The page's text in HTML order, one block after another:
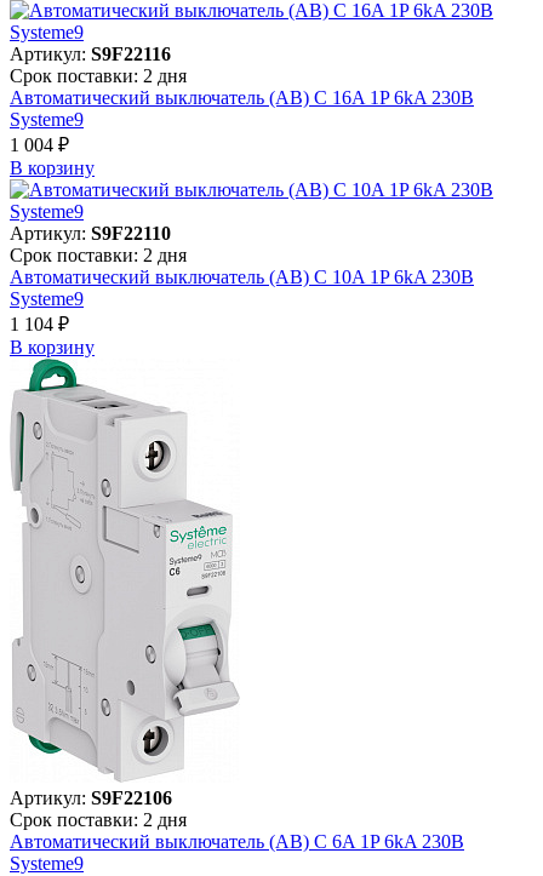
Артикул: S9F22116
Срок поставки: 2 дня
Автоматический выключатель (АВ) C 16A 1P 6kA 230В
Systeme9
1 004 ₽
В корзинy
Артикул: S9F22110
Срок поставки: 2 дня
Автоматический выключатель (АВ) C 10A 1P 6kA 230В
Systeme9
1 104 ₽
В корзинy
Артикул: S9F22106
Срок поставки: 2 дня
Автоматический выключатель (АВ) C 6A 1P 6kA 230В
Systeme9